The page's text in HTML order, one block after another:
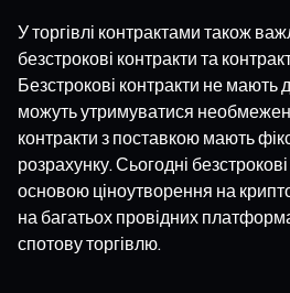
У торгівлі контрактами також
безстрокові контракти та
Безстрокові контракти не мають
можуть утримуватися
контракти з поставкою мають
розрахунку. Сьогодні
основою ціноутворення на
на багатьох провідних
спотову торгівлю.